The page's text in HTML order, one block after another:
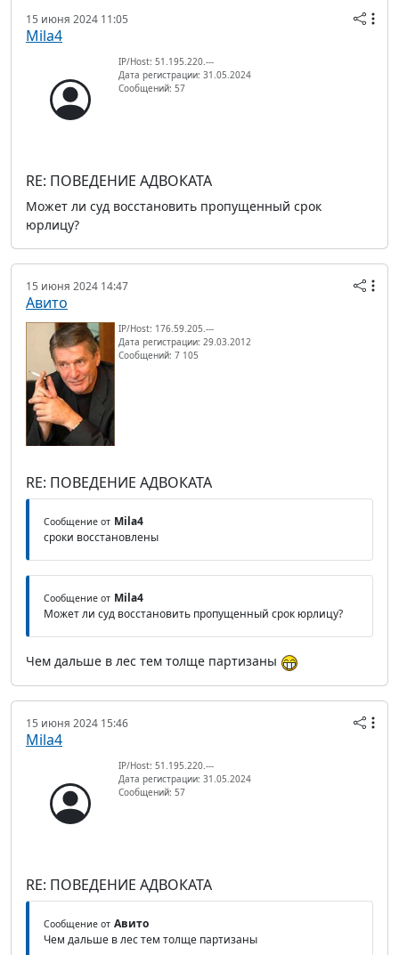
15 июня 2024 11:05
Mila4
IP/Host: 51.195.220.---
Дата регистрации: 31.05.2024
Сообщений: 57
RE: ПОВЕДЕНИЕ АДВОКАТА
Может ли суд восстановить пропущенный срок
юрлицу?
15 июня 2024 14:47
Авито
IP/Host: 176.59.205.---
Дата регистрации: 29.03.2012
Сообщений: 7 105
RE: ПОВЕДЕНИЕ АДВОКАТА
Сообщение от Mila4
сроки восстановлены
Сообщение от Mila4
Может ли суд восстановить пропущенный срок юрлицу?
Чем дальше в лес тем толще партизаны
15 июня 2024 15:46
Mila4
IP/Host: 51.195.220.---
Дата регистрации: 31.05.2024
Сообщений: 57
RE: ПОВЕДЕНИЕ АДВОКАТА
Сообщение от Авито
Чем дальше в лес тем толще партизаны